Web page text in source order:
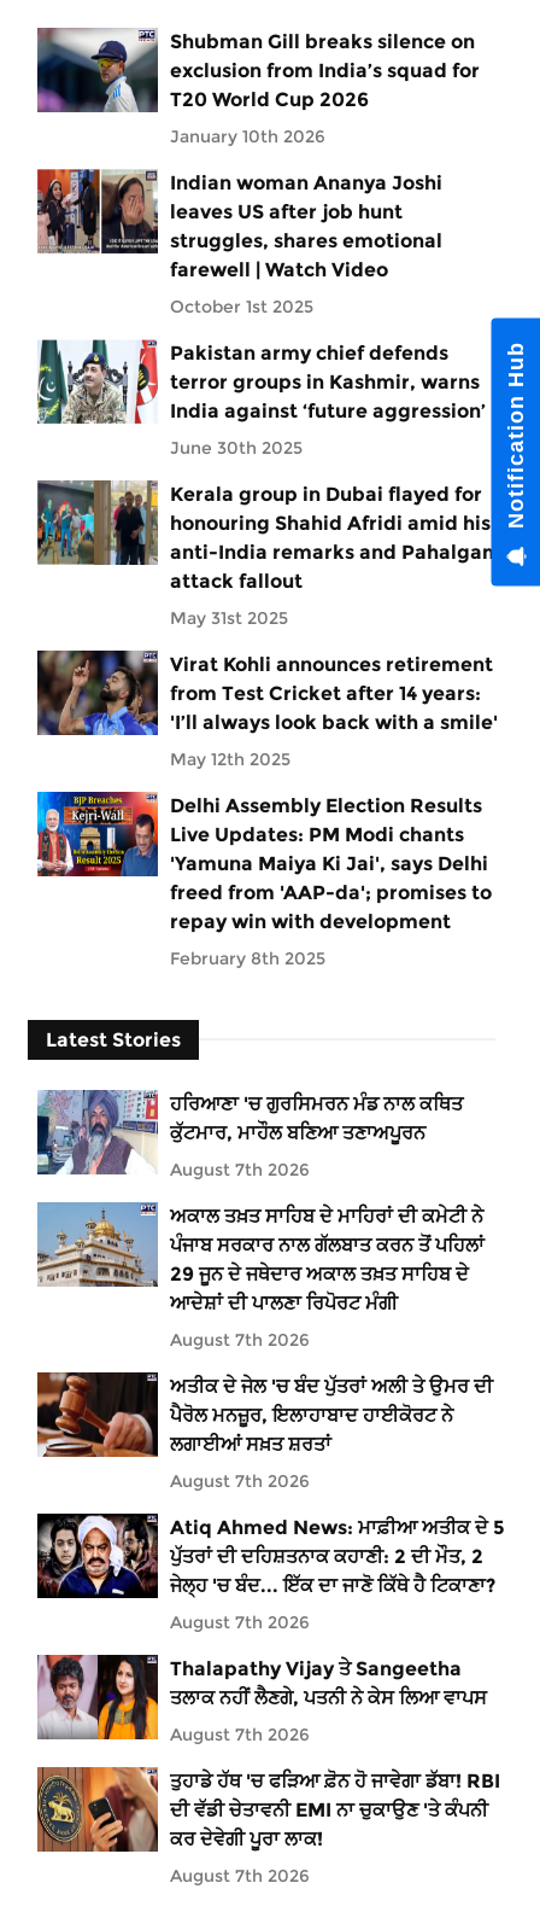
Shubman Gill breaks silence on
exclusion from India’s squad for
T20 World Cup 2026
January 10th 2026
Indian woman Ananya Joshi
leaves US after job hunt
struggles, shares emotional
farewell | Watch Video
October 1st 2025
Pakistan army chief defends
terror groups in Kashmir, warns
India against ‘future aggression’
June 30th 2025
Kerala group in Dubai flayed for
honouring Shahid Afridi amid his
anti-India remarks and Pahalgam
attack fallout
May 31st 2025
Virat Kohli announces retirement
from Test Cricket after 14 years:
'I’ll always look back with a smile'
May 12th 2025
Delhi Assembly Election Results
Live Updates: PM Modi chants
'Yamuna Maiya Ki Jai', says Delhi
freed from 'AAP-da'; promises to
repay win with development
February 8th 2025
Latest Stories
ਹਰਿਆਣਾ 'ਚ ਗੁਰਸਿਮਰਨ ਮੰਡ ਨਾਲ ਕਥਿਤ
ਕੁੱਟਮਾਰ, ਮਾਹੌਲ ਬਣਿਆ ਤਣਾਅਪੂਰਨ
August 7th 2026
ਅਕਾਲ ਤਖ਼ਤ ਸਾਹਿਬ ਦੇ ਮਾਹਿਰਾਂ ਦੀ ਕਮੇਟੀ ਨੇ
ਪੰਜਾਬ ਸਰਕਾਰ ਨਾਲ ਗੱਲਬਾਤ ਕਰਨ ਤੋਂ ਪਹਿਲਾਂ
29 ਜੂਨ ਦੇ ਜਥੇਦਾਰ ਅਕਾਲ ਤਖ਼ਤ ਸਾਹਿਬ ਦੇ
ਆਦੇਸ਼ਾਂ ਦੀ ਪਾਲਣਾ ਰਿਪੋਰਟ ਮੰਗੀ
August 7th 2026
ਅਤੀਕ ਦੇ ਜੇਲ 'ਚ ਬੰਦ ਪੁੱਤਰਾਂ ਅਲੀ ਤੇ ਉਮਰ ਦੀ
ਪੈਰੋਲ ਮਨਜ਼ੂਰ, ਇਲਾਹਾਬਾਦ ਹਾਈਕੋਰਟ ਨੇ
ਲਗਾਈਆਂ ਸਖ਼ਤ ਸ਼ਰਤਾਂ
August 7th 2026
Atiq Ahmed News: ਮਾਫ਼ੀਆ ਅਤੀਕ ਦੇ 5
ਪੁੱਤਰਾਂ ਦੀ ਦਹਿਸ਼ਤਨਾਕ ਕਹਾਣੀ: 2 ਦੀ ਮੌਤ, 2
ਜੇਲ੍ਹ 'ਚ ਬੰਦ... ਇੱਕ ਦਾ ਜਾਣੋ ਕਿੱਥੇ ਹੈ ਟਿਕਾਣਾ?
August 7th 2026
Thalapathy Vijay ਤੇ Sangeetha
ਤਲਾਕ ਨਹੀਂ ਲੈਣਗੇ, ਪਤਨੀ ਨੇ ਕੇਸ ਲਿਆ ਵਾਪਸ
August 7th 2026
ਤੁਹਾਡੇ ਹੱਥ 'ਚ ਫੜਿਆ ਫ਼ੋਨ ਹੋ ਜਾਵੇਗਾ ਡੱਬਾ! RBI
ਦੀ ਵੱਡੀ ਚੇਤਾਵਨੀ EMI ਨਾ ਚੁਕਾਉਣ 'ਤੇ ਕੰਪਨੀ
ਕਰ ਦੇਵੇਗੀ ਪੂਰਾ ਲਾਕ!
August 7th 2026
Notification Hub